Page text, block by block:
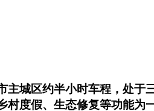
主城区约半小时车程，处
度假、生态修复等功能为